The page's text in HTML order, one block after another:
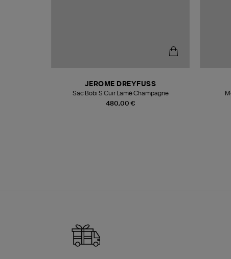
480,00 €
JEROME DREYFUSS
Sac Bobi S Cuir Lamé Champagne